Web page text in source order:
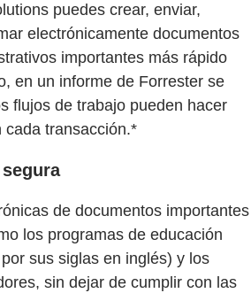
puedes crear, enviar,
electrónicamente documentos
importantes más rápido
en un informe de Forrester se
flujos de trabajo pueden hacer
cada transacción.*
de documentos importantes
los programas de educación
sus siglas en inglés) y los
sin dejar de cumplir con las